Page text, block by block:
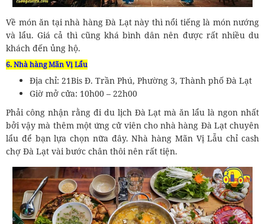
Về món ăn tại nhà hàng Đà Lạt này thì nổi tiếng là món nướng
và lẩu. Giá cả thì cũng khá bình dân nên được rất nhiều du
khách đến ủng hộ.
6. Nhà hàng Mãn Vị Lẩu
Địa chỉ: 21Bis Đ. Trần Phú, Phường 3, Thành phố Đà Lạt
Giờ mở cửa: 10h00 – 22h00
Phải công nhận rằng đi du lịch Đà Lạt mà ăn lẩu là ngon nhất
bởi vậy mà thêm một ứng cử viên cho nhà hàng Đà Lạt chuyên
lẩu để bạn lựa chọn nữa đây. Nhà hàng Mãn Vị Lẫu chỉ cash
chợ Đà Lạt vài bước chân thôi nên rất tiện.